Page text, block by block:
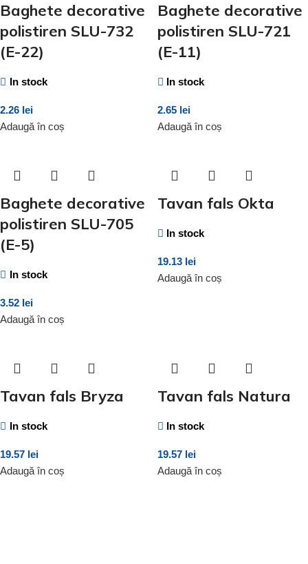
Baghete decorative
polistiren SLU-732
(E-22)
In stock
2.26 lei
Adaugă în coș
Baghete decorative
polistiren SLU-721
(E-11)
In stock
2.65 lei
Adaugă în coș
Baghete decorative
polistiren SLU-705
(E-5)
In stock
3.52 lei
Adaugă în coș
Tavan fals Okta
In stock
19.13 lei
Adaugă în coș
Tavan fals Bryza
In stock
19.57 lei
Adaugă în coș
Tavan fals Natura
In stock
19.57 lei
Adaugă în coș